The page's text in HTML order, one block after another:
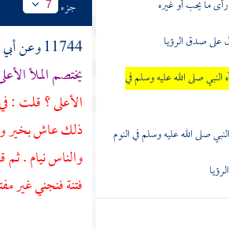
ما يحب أو غيره
على صدق الرؤيا
النبي صلى الله عليه وسلم في
صلى الله عليه وسلم في النوم
جزء 7
11744 وعن
يختصم الملأ
الأعلى ؟ قلت :
ذلك عاش بخير
والناس نيام .
فتنة فنجني غير